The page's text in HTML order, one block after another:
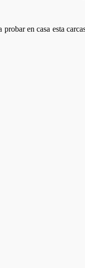
probar en casa esta